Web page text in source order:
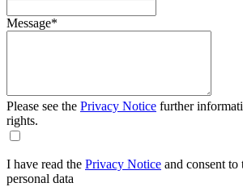
Message*
Please see the Privacy Notice further
rights.
I have read the Privacy Notice and consent to
personal data